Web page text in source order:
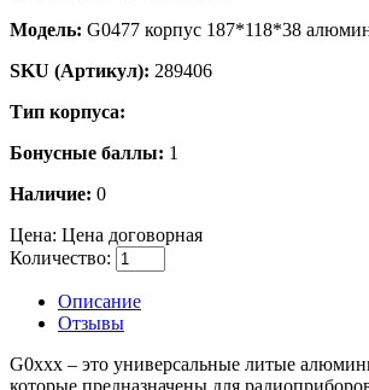
Модель: G0477 корпус 187*118*38
SKU (Артикул): 289406
Тип корпуса:
Бонусные баллы: 1
Наличие: 0
Цена: Цена договорная
Количество:
Описание
Отзывы
G0xxx – это универсальные литые
которые предназначены для